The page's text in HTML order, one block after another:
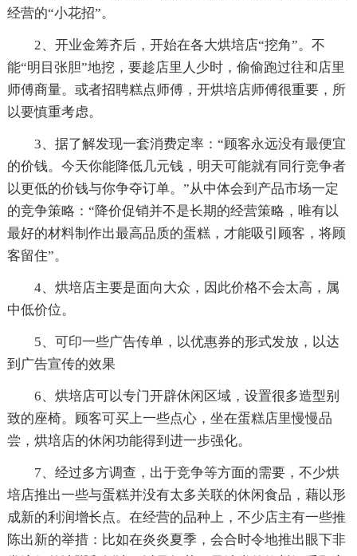
经营的“小花招”。
2、开业金筹齐后，开始在各大烘培店“挖角”。不
能“明目张胆”地挖，要趁店里人少时，偷偷跑过往和店里
师傅商量。或者招聘糕点师傅，开烘培店师傅很重要，所
以要慎重考虑。
3、据了解发现一套消费定率：“顾客永远没有最便宜
的价钱。今天你能降低几元钱，明天可能就有同行竞争者
以更低的价钱与你争夺订单。”从中体会到产品市场一定
的竞争策略：“降价促销并不是长期的经营策略，唯有以
最好的材料制作出最高品质的蛋糕，才能吸引顾客，将顾
客留住”。
4、烘培店主要是面向大众，因此价格不会太高，属
中低价位。
5、可印一些广告传单，以优惠券的形式发放，以达
到广告宣传的效果
6、烘培店可以专门开辟休闲区域，设置很多造型别
致的座椅。顾客可买上一些点心，坐在蛋糕店里慢慢品
尝，烘培店的休闲功能得到进一步强化。
7、经过多方调查，出于竞争等方面的需要，不少烘
培店推出一些与蛋糕并没有太多关联的休闲食品，藉以形
成新的利润增长点。在经营的品种上，不少店主有一些推
陈出新的举措：比如在炎炎夏季，会合时令地推出眼下非